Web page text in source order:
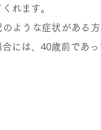
くれます。
のような症状がある
合には、40歳前であ